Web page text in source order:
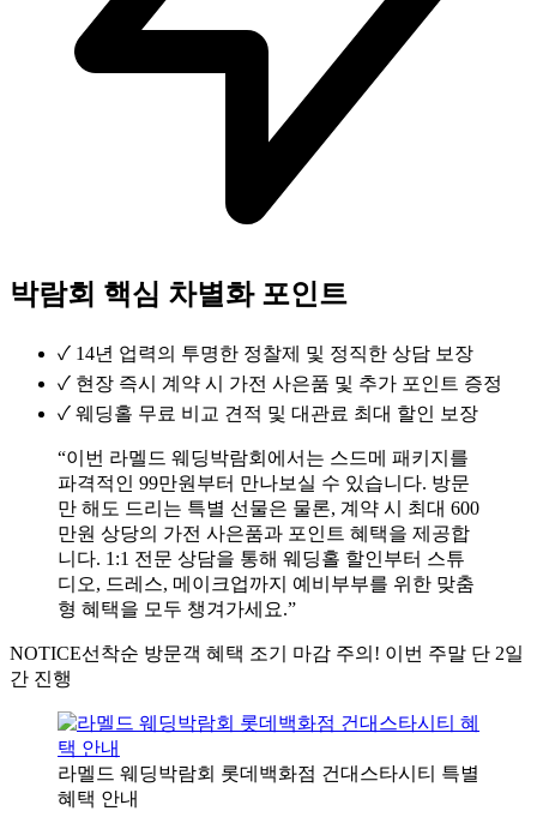
박람회 핵심 차별화 포인트
✓ 14년 업력의 투명한 정찰제 및 정직한 상담 보장
✓ 현장 즉시 계약 시 가전 사은품 및 추가 포인트 증정
✓ 웨딩홀 무료 비교 견적 및 대관료 최대 할인 보장
“이번 라멜드 웨딩박람회에서는 스드메 패키지를
파격적인 99만원부터 만나보실 수 있습니다. 방문
만 해도 드리는 특별 선물은 물론, 계약 시 최대 600
만원 상당의 가전 사은품과 포인트 혜택을 제공합
니다. 1:1 전문 상담을 통해 웨딩홀 할인부터 스튜
디오, 드레스, 메이크업까지 예비부부를 위한 맞춤
형 혜택을 모두 챙겨가세요.”
NOTICE선착순 방문객 혜택 조기 마감 주의! 이번 주말 단 2일
간 진행
라멜드 웨딩박람회 롯데백화점 건대스타시티 특별
혜택 안내